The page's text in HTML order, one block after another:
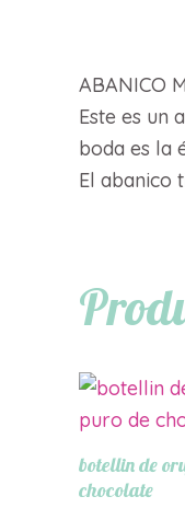
ABANICO
Este es un
boda es la
El abanico
botellin de
chocolate